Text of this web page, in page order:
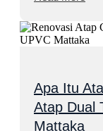
Apa Itu
Atap Dual
Mattaka